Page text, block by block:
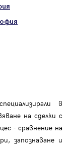
в
на сделки с
- сравнение на
запознаване и